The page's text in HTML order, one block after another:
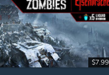
$7.99
$3.99